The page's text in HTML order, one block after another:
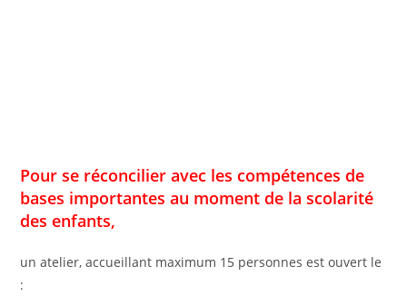
Pour se réconcilier avec les compétences de
bases importantes au moment de la scolarité
des enfants,
un atelier, accueillant maximum 15 personnes est ouvert le
: